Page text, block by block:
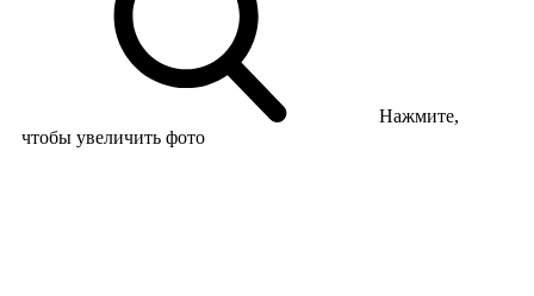
Нажмите,
чтобы увеличить фото